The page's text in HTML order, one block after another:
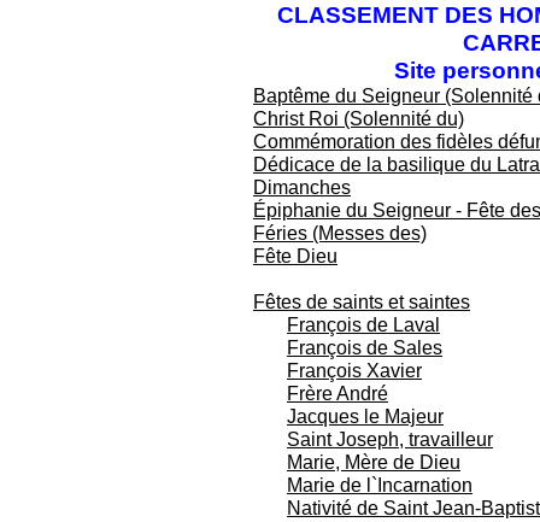
CLASSEMENT DES
Site
Baptême du Seigneur (Solennité
Christ Roi (Solennité du)
Commémoration des fidèles
Dédicace de la basilique du
Dimanches
Épiphanie du Seigneur - Fête
Féries (Messes des)
Fête Dieu
Fêtes de saints et saintes
François de Laval
François de Sales
François Xavier
Frère André
Jacques le Majeur
Saint Joseph, travailleur
Marie, Mère de Dieu
Marie de l`Incarnation
Nativité de Saint Jean-